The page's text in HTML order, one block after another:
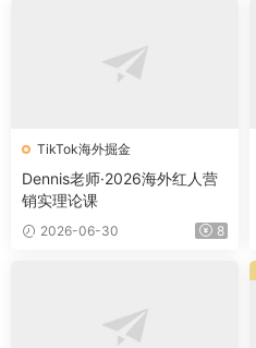
TikTok海外掘金
Dennis老师·2026海外红人营
销实理论课
2026-06-30 8